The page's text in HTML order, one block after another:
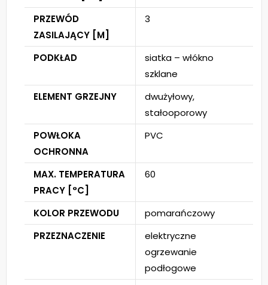
PRZEWÓD
ZASILAJĄCY [M]
3
PODKŁAD
siatka – włókno
szklane
ELEMENT GRZEJNY
dwużyłowy,
stałooporowy
POWŁOKA
OCHRONNA
PVC
MAX. TEMPERATURA
PRACY [°C]
60
KOLOR PRZEWODU
pomarańczowy
PRZEZNACZENIE
elektryczne
ogrzewanie
podłogowe